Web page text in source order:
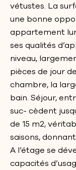
vétustes. La
une bonne
appartement
ses qualités
niveau,
pièces de jour
chambre, la
bain. Séjour,
suc- cèdent
de 15 m2,
saisons,
A l’étage se
capacités